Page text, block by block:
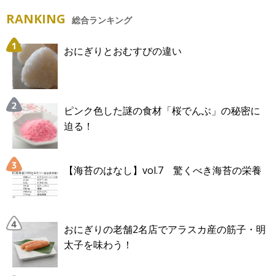
RANKING 総合ランキング
おにぎりとおむすびの違い
ピンク色した謎の食材「桜でんぶ」の秘密に
迫る！
【海苔のはなし】vol.7 驚くべき海苔の栄養
おにぎりの老舗2名店でアラスカ産の筋子・明
太子を味わう！